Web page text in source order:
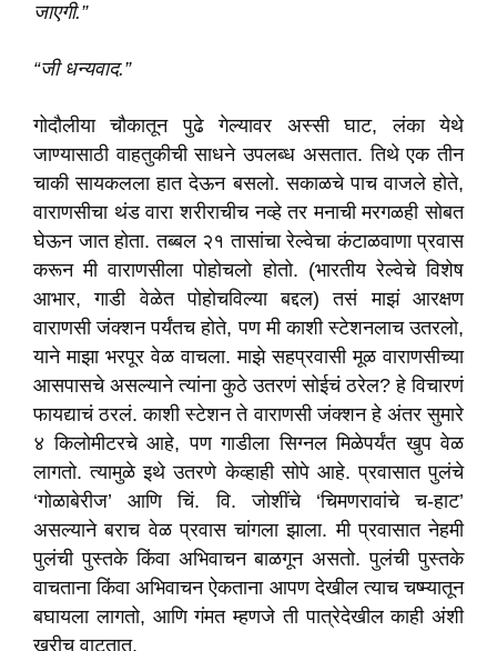
जाएगी.”
“जी धन्यवाद.”
गोदौलीया चौकातून पुढे गेल्यावर अस्सी घाट, लंका येथे
जाण्यासाठी वाहतुकीची साधने उपलब्ध असतात. तिथे एक तीन
चाकी सायकलला हात देऊन बसलो. सकाळचे पाच वाजले होते,
वाराणसीचा थंड वारा शरीराचीच नव्हे तर मनाची मरगळही सोबत
घेऊन जात होता. तब्बल २१ तासांचा रेल्वेचा कंटाळवाणा प्रवास
करून मी वाराणसीला पोहोचलो होतो. (भारतीय रेल्वेचे विशेष
आभार, गाडी वेळेत पोहोचविल्या बद्दल) तसं माझं आरक्षण
वाराणसी जंक्शन पर्यंतच होते, पण मी काशी स्टेशनलाच उतरलो,
याने माझा भरपूर वेळ वाचला. माझे सहप्रवासी मूळ वाराणसीच्या
आसपासचे असल्याने त्यांना कुठे उतरणं सोईचं ठरेल? हे विचारणं
फायद्याचं ठरलं. काशी स्टेशन ते वाराणसी जंक्शन हे अंतर सुमारे
४ किलोमीटरचे आहे, पण गाडीला सिग्नल मिळेपर्यंत खुप वेळ
लागतो. त्यामुळे इथे उतरणे केव्हाही सोपे आहे. प्रवासात पुलंचे
‘गोळाबेरीज’ आणि चिं. वि. जोशींचे ‘चिमणरावांचे च-हाट’
असल्याने बराच वेळ प्रवास चांगला झाला. मी प्रवासात नेहमी
पुलंची पुस्तके किंवा अभिवाचन बाळगून असतो. पुलंची पुस्तके
वाचताना किंवा अभिवाचन ऐकताना आपण देखील त्याच चष्म्यातून
बघायला लागतो, आणि गंमत म्हणजे ती पात्रेदेखील काही अंशी
खरीच वाटतात.